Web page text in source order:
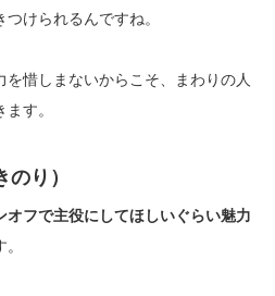
けられるんですね。
を惜しまないからこそ、まわりの人
す。
り）
オフで主役にしてほしいぐらい魅力